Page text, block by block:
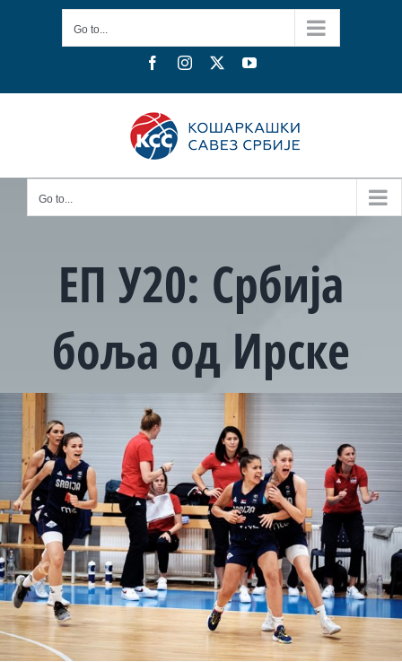
Go to...
FacebookInstagram YouTube
Go to...
ЕП У20: Србија
боља од Ирске
View
Larger
Image